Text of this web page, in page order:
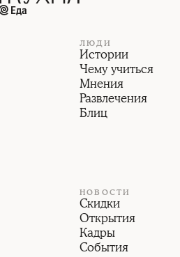
ЛЮДИ
Истории
Чему учиться
Мнения
Развлечения
Блиц
НОВОСТИ
Скидки
Открытия
Кадры
События